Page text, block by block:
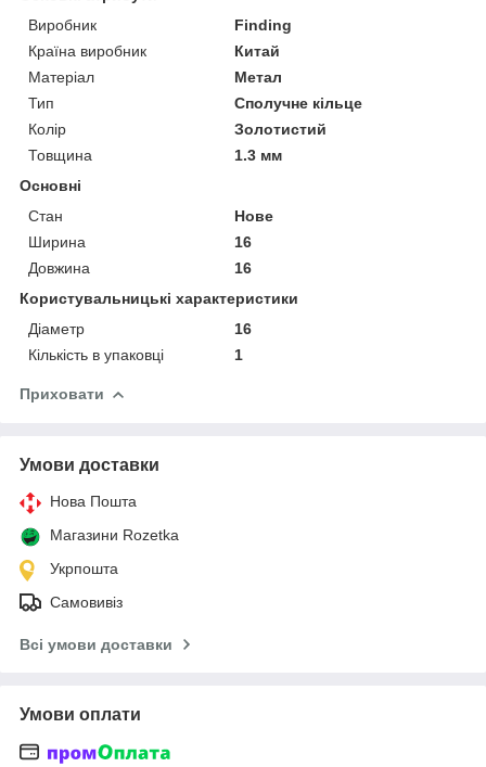
Виробник
Finding
Країна виробник
Китай
Матеріал
Метал
Тип
Сполучне кільце
Колір
Золотистий
Товщина
1.3 мм
Основні
Стан
Нове
Ширина
16
Довжина
16
Користувальницькі характеристики
Діаметр
16
Кількість в упаковці
1
Приховати
Умови доставки
Нова Пошта
Магазини Rozetka
Укрпошта
Самовивіз
Всі умови доставки
Умови оплати